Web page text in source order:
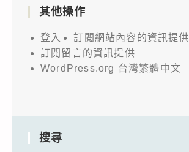
其他操作
登入
訂閱網站內容的資訊提供
訂閱留言的資訊提供
WordPress.org 台灣繁體中文
搜尋